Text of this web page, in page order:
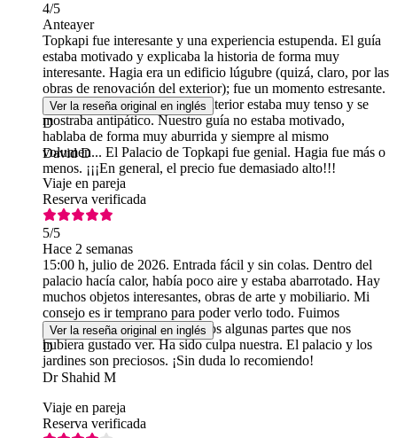
4/5
Anteayer
Topkapi fue interesante y una experiencia estupenda. El guía
estaba motivado y explicaba la historia de forma muy
interesante. Hagia era un edificio lúgubre (quizá, claro, por las
obras de renovación del exterior); fue un momento estresante.
El personal de seguridad del interior estaba muy tenso y se
mostraba antipático. Nuestro guía no estaba motivado,
hablaba de forma muy aburrida y siempre al mismo
volumen... El Palacio de Topkapi fue genial. Hagia fue más o
menos. ¡¡¡En general, el precio fue demasiado alto!!!
Ver la reseña original en inglés
D
David D
Viaje en pareja
Reserva verificada
5/5
Hace 2 semanas
15:00 h, julio de 2026. Entrada fácil y sin colas. Dentro del
palacio hacía calor, había poco aire y estaba abarrotado. Hay
muchos objetos interesantes, obras de arte y mobiliario. Mi
consejo es ir temprano para poder verlo todo. Fuimos
demasiado tarde y nos perdimos algunas partes que nos
hubiera gustado ver. Ha sido culpa nuestra. El palacio y los
jardines son preciosos. ¡Sin duda lo recomiendo!
Ver la reseña original en inglés
D
Dr Shahid M
Viaje en pareja
Reserva verificada